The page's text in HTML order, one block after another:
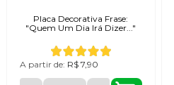
Placa Decorativa Frase:
"Quem Um Dia Irá Dizer..."
A partir de: R$ 7,90